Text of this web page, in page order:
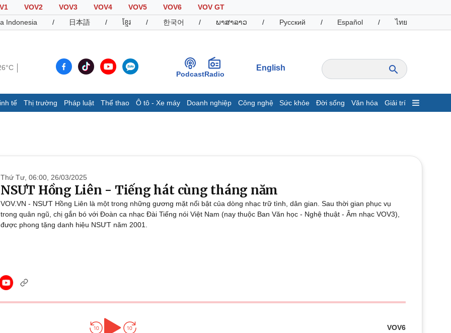
VOV2 VOV3 VOV4 VOV5 VOV6
VOV GT
Indonesia / 日本語 / ខ្មែរ / 한국어 / ພາສາລາວ / Русский / Español / ไทย
PodcastRadio
English
tế Thị trường Pháp luật Thể thao Ô tô - Xe máy Doanh nghiệp Công nghệ Sức khỏe Đời sống Văn hóa Giải trí
Hồ sơ
E-Magazine
Tỷ giá
Thể thao
Bóng đá
Lịch thi đấu bóng đá
Ô tô - Xe máy
Ô tô
Doanh nghiệp
Thông tin doanh nghiệp
Công nghệ
Văn hóa
Văn học
Thời trang
Săn Tour
Đọc truyện đêm khuya
Thứ Tư, 06:00, 26/03/2025
NSƯT Hồng Liên - Tiếng hát cùng tháng năm
VOV.VN - NSƯT Hồng Liên là một trong những gương mặt nổi bật của dòng nhạc trữ tình, dân gian. Sau thời gian phục vụ
trong quân ngũ, chị gắn bó với Đoàn ca nhạc Đài Tiếng nói Việt Nam (nay thuộc Ban Văn học - Nghệ thuật - Âm nhạc VOV3),
được phong tặng danh hiệu NSƯT năm 2001.
VOV6